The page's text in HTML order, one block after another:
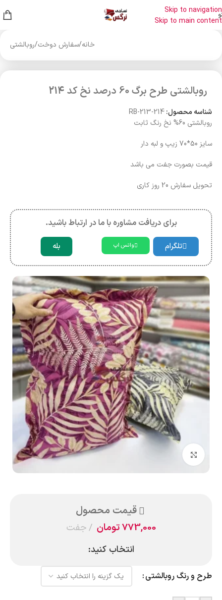
Skip to navigation
Skip to main content
خانه/سفارش دوخت/روبالشتی
روبالشتی طرح برگ 60 درصد نخ کد 214
شناسه محصول:RB-213-214
روبالشتی 60% نخ رنگ ثابت
سایز 50*70 زیپ و لبه دار
قیمت بصورت جفت می باشد
تحویل سفارش 20 روز کاری
برای دریافت مشاوره با ما در ارتباط باشید.
تلگرام واتس اپ بله
بزرگنمایی تصویر
قیمت محصول
773,000تومان جفت
انتخاب کنید:
طرح و رنگ روبالشتی